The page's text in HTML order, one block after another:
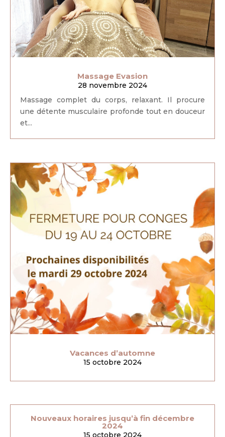
Massage Evasion
28 novembre 2024
Massage complet du corps, relaxant. Il procure
une détente musculaire profonde tout en douceur
et...
Vacances d’automne
15 octobre 2024
Nouveaux horaires jusqu’à fin décembre
2024